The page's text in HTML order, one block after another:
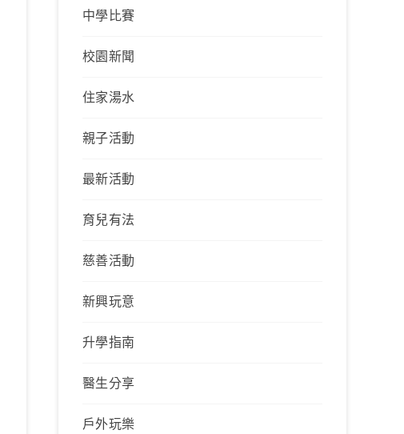
中學比賽
校園新聞
住家湯水
親子活動
最新活動
育兒有法
慈善活動
新興玩意
升學指南
醫生分享
戶外玩樂